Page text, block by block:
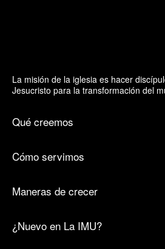
La misión de la iglesia es hacer
Jesucristo para la transformación del
Qué creemos
Cómo servimos
Maneras de crecer
¿Nuevo en La IMU?